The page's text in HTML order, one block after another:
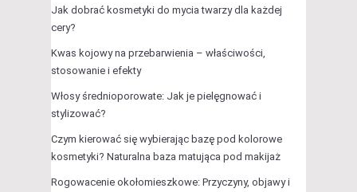
Jak dobrać kosmetyki do mycia twarzy dla każdej
cery?
Kwas kojowy na przebarwienia – właściwości,
stosowanie i efekty
Włosy średnioporowate: Jak je pielęgnować i
stylizować?
Czym kierować się wybierając bazę pod kolorowe
kosmetyki? Naturalna baza matująca pod makijaż
Rogowacenie okołomieszkowe: Przyczyny, objawy i